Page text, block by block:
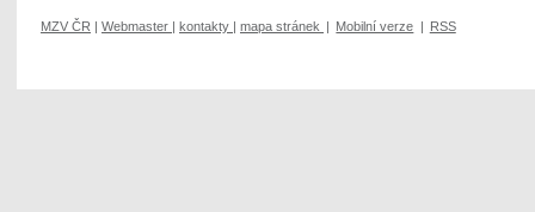
MZV ČR Webmaster kontakty mapa stránek Mobilní verze RSS